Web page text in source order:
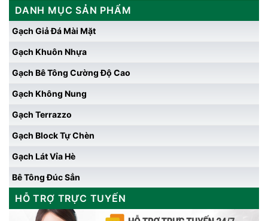
DANH MỤC SẢN PHẨM
Gạch Giả Đá Mài Mặt
Gạch Khuôn Nhựa
Gạch Bê Tông Cường Độ Cao
Gạch Không Nung
Gạch Terrazzo
Gạch Block Tự Chèn
Gạch Lát Vỉa Hè
Bê Tông Đúc Sẳn
HỖ TRỢ TRỰC TUYẾN